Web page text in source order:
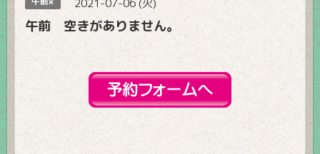
午前 空きがありません。